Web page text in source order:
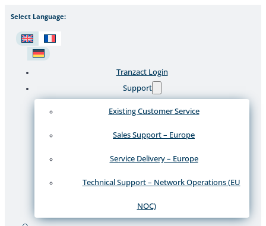
Select Language:
Tranzact Login
Support
Existing Customer Service
Sales Support – Europe
Service Delivery – Europe
Technical Support – Network Operations (EU
NOC)